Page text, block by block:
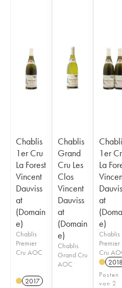
Chablis
1er Cru
La Forest
Vincent
Dauviss
at
(Domain
e)
Chablis
Premier
Cru AOC
2017
Chablis
Grand
Cru Les
Clos
Vincent
Dauviss
at
(Domain
e)
Chablis
Grand Cru
AOC
1er
La
at
e)
Chablis
Premier
Cru
2018
Posten
von 2